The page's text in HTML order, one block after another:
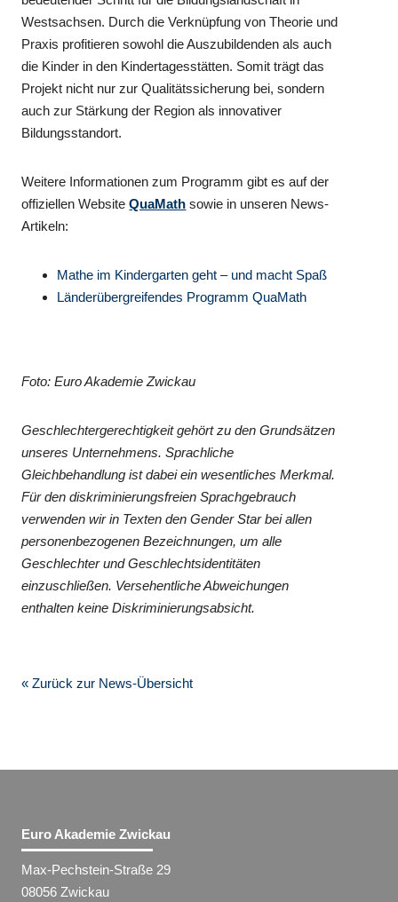
Westsachsen. Durch die Verknüpfung von Theorie und
Praxis profitieren sowohl die Auszubildenden als auch
die Kinder in den Kindertagesstätten. Somit trägt das
Projekt nicht nur zur Qualitätssicherung bei, sondern
auch zur Stärkung der Region als innovativer
Bildungsstandort.
Weitere Informationen zum Programm gibt es auf der
offiziellen WebsiteQuaMath sowie in unseren News-
Artikeln:
Mathe im Kindergarten geht – und macht Spaß
Länderübergreifendes Programm QuaMath
Foto: Euro Akademie Zwickau
Geschlechtergerechtigkeit gehört zu den Grundsätzen
unseres Unternehmens. Sprachliche
Gleichbehandlung ist dabei ein wesentliches Merkmal.
Für den diskriminierungsfreien Sprachgebrauch
verwenden wir in Texten den Gender Star bei allen
personenbezogenen Bezeichnungen, um alle
Geschlechter und Geschlechtsidentitäten
einzuschließen. Versehentliche Abweichungen
enthalten keine Diskriminierungsabsicht.
« Zurück zur News-Übersicht
Euro Akademie Zwickau
Max-Pechstein-Straße 29
08056 Zwickau